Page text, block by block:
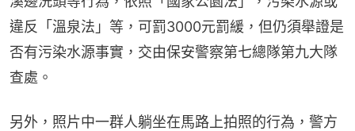
違反「溫泉法」等，可罰3000元罰緩，但仍須舉證是
否有污染水源事實，交由保安警察第七總隊第九大隊
查處。
另外，照片中一群人躺坐在馬路上拍照的行為，警方